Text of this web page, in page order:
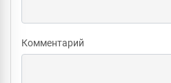
Комментарий